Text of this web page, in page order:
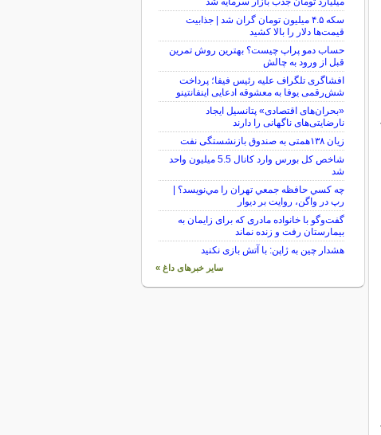
سکه ۴.۵ میلیون تومان گران شد | جذابیت
قیمت‌ها دلار را بالا کشید
حساب دمو پراپ چیست؟ بهترین روش تمرین
قبل از ورود به چالش
افشاگری تلگراف علیه رئیس فیفا؛ پرداخت
شش‌رقمی یوفا به معشوقه ادعایی اینفانتینو
«بحران‌های اقتصادی» پتانسیل ایجاد
نارضایتی‌های ناگهانی را دارند
زیان ۱۳۸همتی به صندوق بازنشستگی نفت
شاخص کل بورس وارد کانال 5.5 میلیون واحد
شد
چه كسي حافظه جمعي تهران را مي‌نويسد؟ |
رپ در واگن، روايت بر ديوار
گفت‌وگو با خانواده مادری که برای زایمان به
بیمارستان رفت و زنده نماند
هشدار چین به ژاپن: با آتش بازی نکنید
سایر خبرهای داغ »